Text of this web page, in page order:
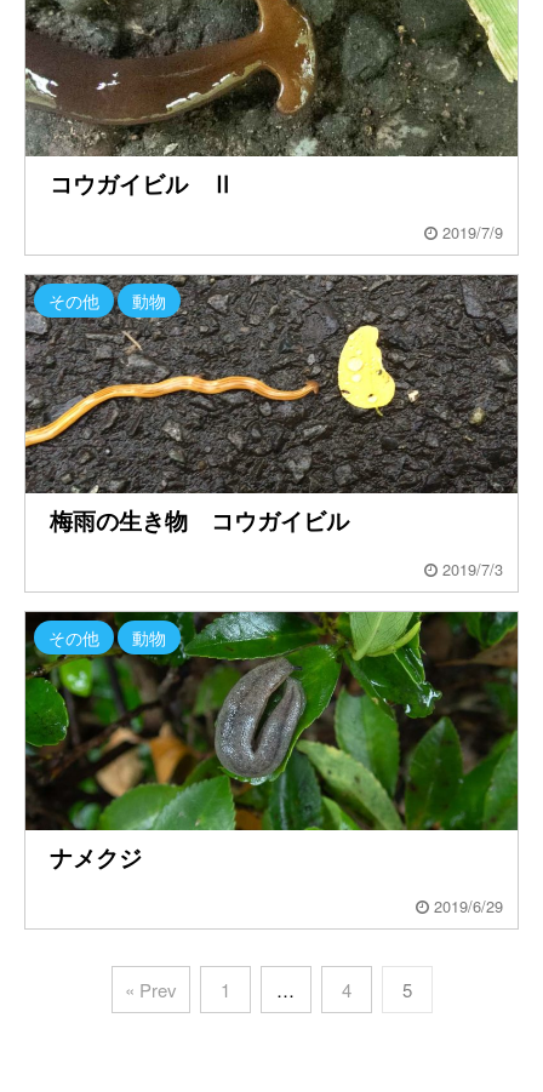
コウガイビル Ⅱ
2019/7/9
その他 動物
梅雨の生き物 コウガイビル
2019/7/3
その他 動物
ナメクジ
2019/6/29
« Prev 1 … 4 5